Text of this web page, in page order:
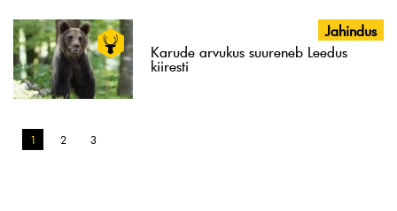
Jahindus
Karude arvukus suureneb Leedus
kiiresti
1 2 3